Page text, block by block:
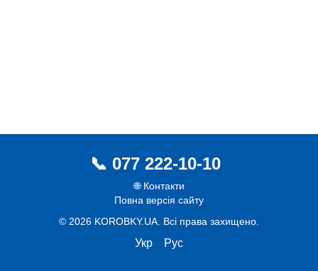
077 222-10-10
🌐 Контакти
Повна версія сайту
© 2026 KOROBKY.UA. Всі права захищено.
Укр Рус